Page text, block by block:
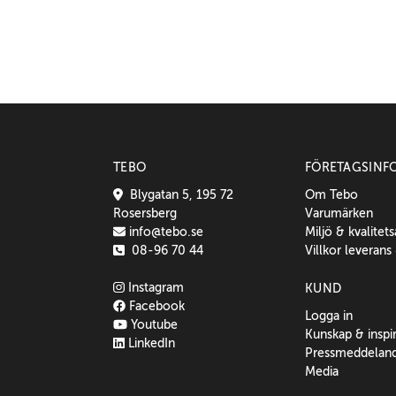
TEBO
Blygatan 5, 195 72
Rosersberg
info@tebo.se
08-96 70 44
Instagram
Facebook
Youtube
LinkedIn
Om Tebo
Varumärken
Miljö &
Villkor leverans
KUND
Logga in
Kunskap &
Media